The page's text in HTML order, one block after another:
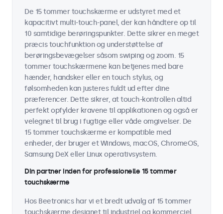
De 15 tommer touchskærme er udstyret med et
kapacitivt multi-touch-panel, der kan håndtere op til
10 samtidige berøringspunkter. Dette sikrer en meget
præcis touchfunktion og understøttelse af
berøringsbevægelser såsom swiping og zoom. 15
tommer touchskærmene kan betjenes med bare
hænder, handsker eller en touch stylus, og
følsomheden kan justeres fuldt ud efter dine
præferencer. Dette sikrer, at touch-kontrollen altid
perfekt opfylder kravene til applikationen og også er
velegnet til brug i fugtige eller våde omgivelser. De
15 tommer touchskærme er kompatible med
enheder, der bruger et Windows, macOS, ChromeOS,
Samsung DeX eller Linux operativsystem.
Din partner inden for professionelle 15 tommer
touchskærme
Hos Beetronics har vi et bredt udvalg af 15 tommer
touchskærme designet til industriel og kommerciel